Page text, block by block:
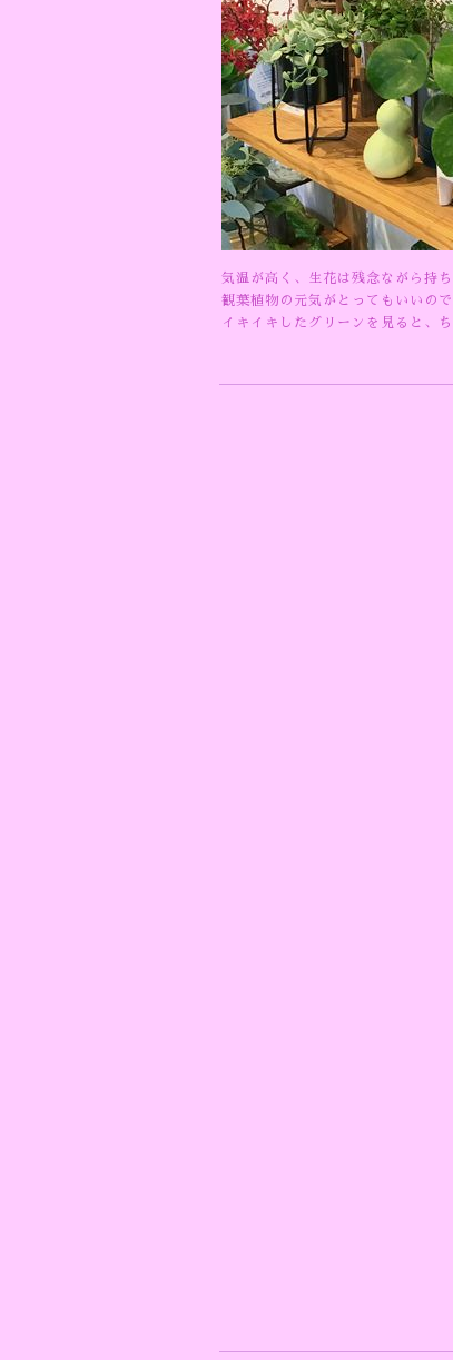
気温が高く、生花は残念ながら持
観葉植物の元気がとってもいいの
イキイキしたグリーンを見ると、